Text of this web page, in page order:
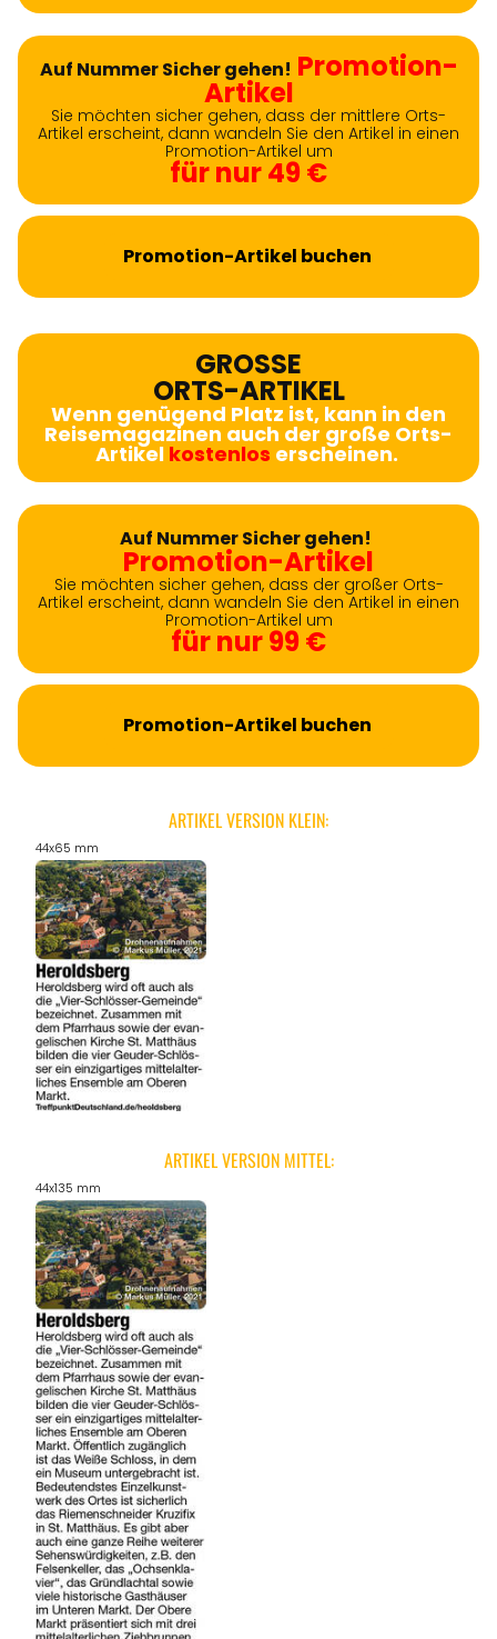
Auf Nummer Sicher gehen! Promotion-
Artikel
Sie möchten sicher gehen, dass der mittlere Orts-
Artikel erscheint, dann wandeln Sie den Artikel in einen
Promotion-Artikel um
für nur 49 €
Promotion-Artikel buchen
GROSSE
ORTS-ARTIKEL
Wenn genügend Platz ist, kann in den
Reisemagazinen auch der große Orts-
Artikel kostenlos erscheinen.
Auf Nummer Sicher gehen!
Promotion-Artikel
Sie möchten sicher gehen, dass der großer Orts-
Artikel erscheint, dann wandeln Sie den Artikel in einen
Promotion-Artikel um
für nur 99 €
Promotion-Artikel buchen
ARTIKEL VERSION KLEIN:
44x65 mm
ARTIKEL VERSION MITTEL:
44x135 mm